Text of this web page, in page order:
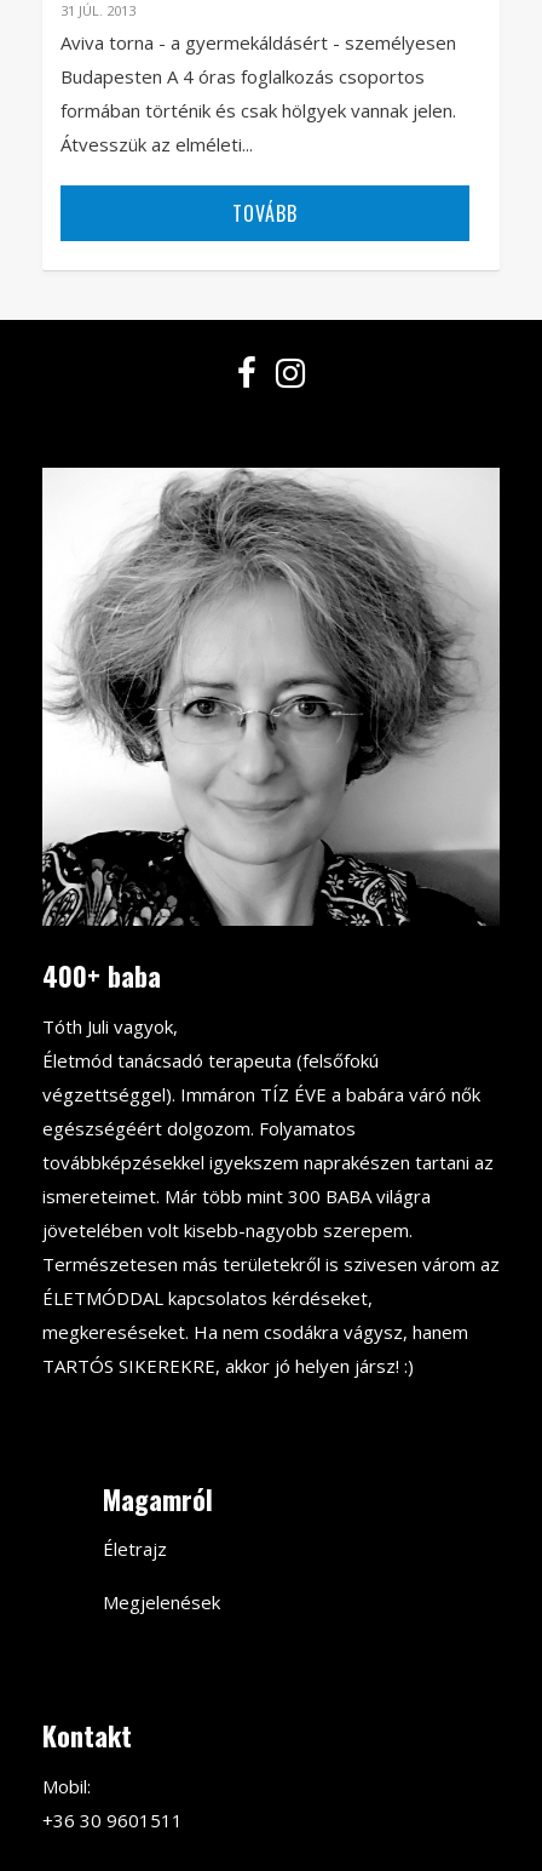
31 JÚL. 2013
Aviva torna - a gyermekáldásért - személyesen
Budapesten A 4 óras foglalkozás csoportos
formában történik és csak hölgyek vannak jelen.
Átvesszük az elméleti...
TOVÁBB
400+ baba
Tóth Juli vagyok,
Életmód tanácsadó terapeuta (felsőfokú
végzettséggel). Immáron TÍZ ÉVE a babára váró nők
egészségéért dolgozom. Folyamatos
továbbképzésekkel igyekszem naprakészen tartani az
ismereteimet. Már több mint 300 BABA világra
jövetelében volt kisebb-nagyobb szerepem.
Természetesen más területekről is szivesen várom az
ÉLETMÓDDAL kapcsolatos kérdéseket,
megkereséseket. Ha nem csodákra vágysz, hanem
TARTÓS SIKEREKRE, akkor jó helyen jársz! :)
Magamról
Életrajz
Megjelenések
Kontakt
Mobil:
+36 30 9601511